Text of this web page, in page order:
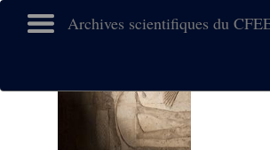
Archives scientifiques du